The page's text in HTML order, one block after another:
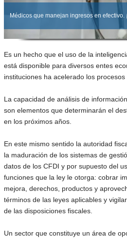
Médicos que manejan ingresos en efectivo.
Es un hecho que el uso de la
está disponible para diversos entes
instituciones ha acelerado los
La capacidad de análisis de
son elementos que determinarán el
en los próximos años.
En este mismo sentido la autoridad
la maduración de los sistemas de
datos de los CFDI y por supuesto del
funciones que la ley le otorga: cobrar
mejora, derechos, productos y
términos de las leyes aplicables y
de las disposiciones fiscales.
Un sector que constituye un área de